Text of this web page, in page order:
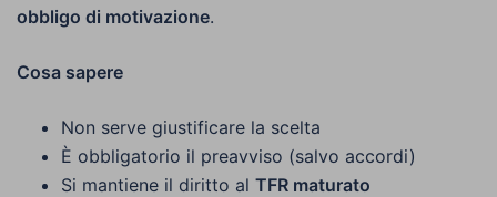
obbligo di motivazione.
Cosa sapere
Non serve giustificare la scelta
È obbligatorio il preavviso (salvo accordi)
Si mantiene il diritto al TFR maturato